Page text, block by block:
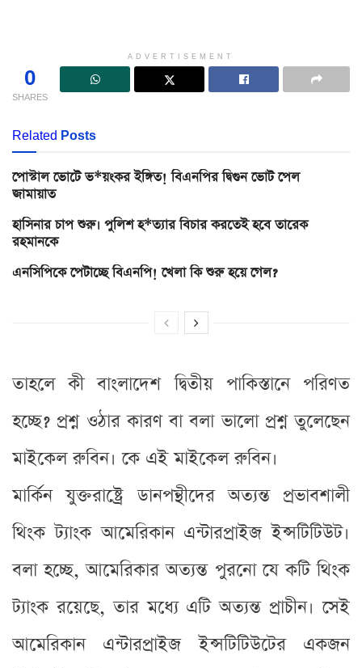
ADVERTISEMENT
0
SHARES
Related Posts
পোস্টাল ভোটে ভ*য়ংকর ইঙ্গিত! বিএনপির দ্বিগুন ভোট পেল
জামায়াত
হাসিনার চাপ শুরু। পুলিশ হ*ত্যার বিচার করতেই হবে তারেক
রহমানকে
এনসিপিকে পেটাচ্ছে বিএনপি! খেলা কি শুরু হয়ে গেল?
তাহলে কী বাংলাদেশ দ্বিতীয় পাকিস্তানে পরিণত
হচ্ছে? প্রশ্ন ওঠার কারণ বা বলা ভালো প্রশ্ন তুলেছেন
মাইকেল রুবিন। কে এই মাইকেল রুবিন।
মার্কিন যুক্তরাষ্ট্রে ডানপন্থীদের অত্যন্ত প্রভাবশালী
থিংক ট্যাংক আমেরিকান এন্টারপ্রাইজ ইন্সটিটিউট।
বলা হচ্ছে, আমেরিকার অত্যন্ত পুরনো যে কটি থিংক
ট্যাংক রয়েছে, তার মধ্যে এটি অত্যন্ত প্রাচীন। সেই
আমেরিকান এন্টারপ্রাইজ ইন্সটিটিউটের একজন